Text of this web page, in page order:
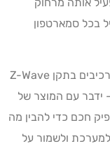
בכל סמארטפון
: היכולת של הרכיבים בתקן Z-Wave
ידבר עם המוצר של
חכם כדי להבין מה
למערכת ולשמור על